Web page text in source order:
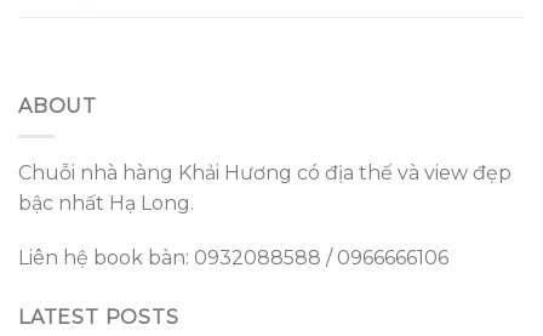
ABOUT
Chuỗi nhà hàng Khải Hương có địa thế và view đẹp
bậc nhất Hạ Long.
Liên hệ book bàn: 0932088588 / 0966666106
LATEST POSTS